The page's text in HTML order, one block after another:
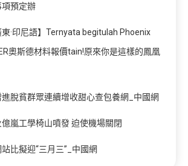
預定辦
東·印尼語】Ternyata begitulah Phoenix
奧斯德材料報價tain!原來你是這樣的鳳凰
脫貧群眾連續增收甜心查包養網_中國網
嵐工學椅山噴發 迫使機場關閉
比擬迎“三月三”_中國網